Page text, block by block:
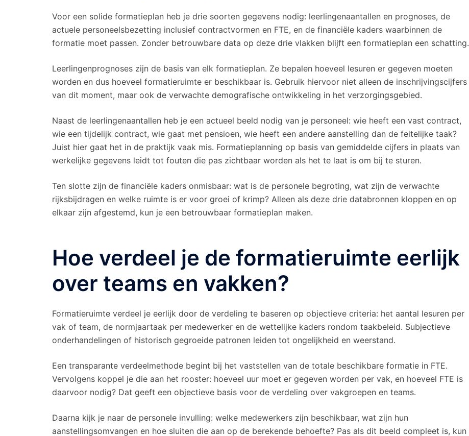
Voor een solide formatieplan heb je drie soorten gegevens nodig: leerlingenaantallen en prognoses, de
actuele personeelsbezetting inclusief contractvormen en FTE, en de financiële kaders waarbinnen de
formatie moet passen. Zonder betrouwbare data op deze drie vlakken blijft een formatieplan een schatting.
Leerlingenprognoses zijn de basis van elk formatieplan. Ze bepalen hoeveel lesuren er gegeven moeten
worden en dus hoeveel formatieruimte er beschikbaar is. Gebruik hiervoor niet alleen de inschrijvingscijfers
van dit moment, maar ook de verwachte demografische ontwikkeling in het verzorgingsgebied.
Naast de leerlingenaantallen heb je een actueel beeld nodig van je personeel: wie heeft een vast contract,
wie een tijdelijk contract, wie gaat met pensioen, wie heeft een andere aanstelling dan de feitelijke taak?
Juist hier gaat het in de praktijk vaak mis. Formatieplanning op basis van gemiddelde cijfers in plaats van
werkelijke gegevens leidt tot fouten die pas zichtbaar worden als het te laat is om bij te sturen.
Ten slotte zijn de financiële kaders onmisbaar: wat is de personele begroting, wat zijn de verwachte
rijksbijdragen en welke ruimte is er voor groei of krimp? Alleen als deze drie databronnen kloppen en op
elkaar zijn afgestemd, kun je een betrouwbaar formatieplan maken.
Hoe verdeel je de formatieruimte eerlijk
over teams en vakken?
Formatieruimte verdeel je eerlijk door de verdeling te baseren op objectieve criteria: het aantal lesuren per
vak of team, de normjaartaak per medewerker en de wettelijke kaders rondom taakbeleid. Subjectieve
onderhandelingen of historisch gegroeide patronen leiden tot ongelijkheid en weerstand.
Een transparante verdeelmethode begint bij het vaststellen van de totale beschikbare formatie in FTE.
Vervolgens koppel je die aan het rooster: hoeveel uur moet er gegeven worden per vak, en hoeveel FTE is
daarvoor nodig? Dat geeft een objectieve basis voor de verdeling over vakgroepen en teams.
Daarna kijk je naar de personele invulling: welke medewerkers zijn beschikbaar, wat zijn hun
aanstellingsomvangen en hoe sluiten die aan op de berekende behoefte? Pas als dit beeld compleet is, kun